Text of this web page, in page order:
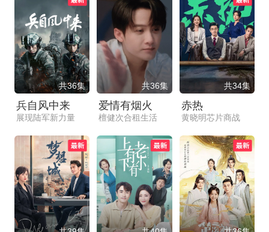
共36集
兵自风中来
展现陆军新力量
共36集
爱情有烟火
檀健次合租生活
共34集
赤热
黄晓明芯片商战